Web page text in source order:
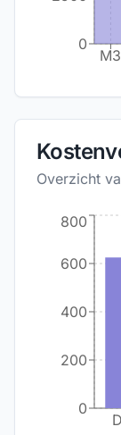
M3
0
Overzicht
0
200
400
600
800